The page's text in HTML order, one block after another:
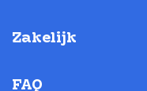
Zakelijk
FAQ